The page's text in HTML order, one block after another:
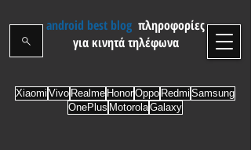
android best blog πληροφορίες
για κινητά τηλέφωνα
Xiaomi Vivo Realme HonorOppo Redmi Samsung
OnePlus MotorolaGalaxy